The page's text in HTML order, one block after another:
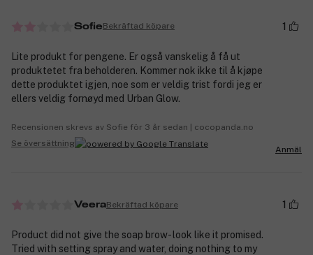
SofieBekräftad köpare 1
Lite produkt for pengene. Er også vanskelig å få ut
produktetet fra beholderen. Kommer nok ikke til å kjøpe
dette produktet igjen, noe som er veldig trist fordi jeg er
ellers veldig fornøyd med Urban Glow.
Recensionen skrevs av Sofie för 3 år sedan | cocopanda.no
Se översättning
Anmäl
VeeraBekräftad köpare 1
Product did not give the soap brow- look like it promised.
Tried with setting spray and water, doing nothing to my